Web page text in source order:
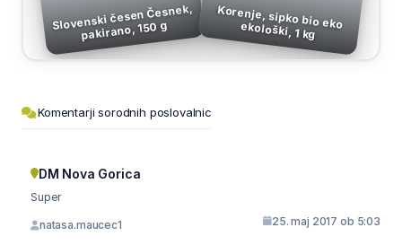
Slovenski česen Česnek,
pakirano, 150 g Korenje, sipko bio eko ekološki, 1 kg
Komentarji sorodnih poslovalnic
DM Nova Gorica
Super
natasa.maucec1 25. maj 2017 ob 5:03